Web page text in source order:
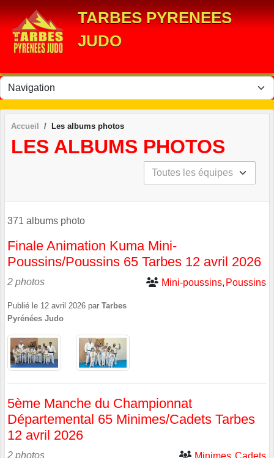
TARBES PYRENEES
JUDO
Accueil Les albums photos
LES ALBUMS PHOTOS
371 albums photo
Finale Animation Kuma Mini-
Poussins/Poussins 65 Tarbes 12 avril 2026
2 photos Mini-poussins Poussins
Publié le 12 avril 2026 par Tarbes
Pyrénées Judo
5ème Manche du Championnat
Départemental 65 Minimes/Cadets Tarbes
12 avril 2026
2 photos Minimes Cadets
Panneau de gestion des cookies